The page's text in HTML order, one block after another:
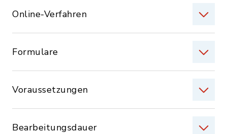
Online-Verfahren
Formulare
Voraussetzungen
Bearbeitungsdauer